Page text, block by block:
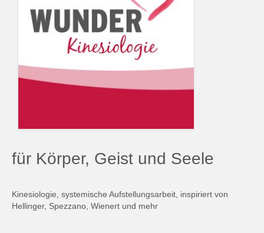
für Körper, Geist und Seele
Kinesiologie, systemische Aufstellungsarbeit, inspiriert von
Hellinger, Spezzano, Wienert und mehr